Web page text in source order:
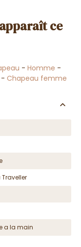
ce
- Homme -
- Chapeau femme
a la main